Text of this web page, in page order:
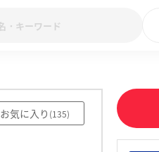
28卒 IT・DX現場社員イン
お気に入り (135)